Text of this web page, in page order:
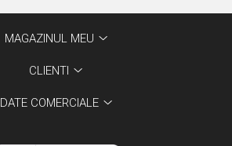
MAGAZINUL MEU
CLIENTI
DATE COMERCIALE